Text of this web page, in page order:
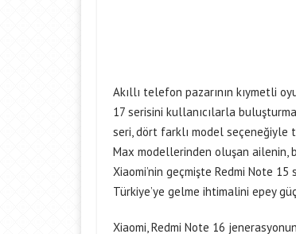
Akıllı telefon pazarının kıymetli
17 serisini kullanıcılarla
seri, dört farklı model seçeneğiyle
Max modellerinden oluşan ailenin,
Xiaomi’nin geçmişte Redmi Note
Türkiye’ye gelme ihtimalini epey
Xiaomi, Redmi Note 16